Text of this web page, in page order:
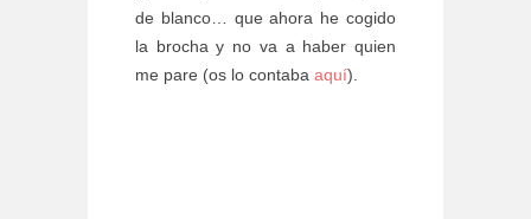
de blanco… que ahora he cogido
la brocha y no va a haber quien
me pare (os lo contaba aquí).